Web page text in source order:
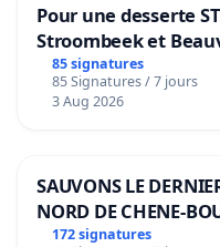
Pour une desserte
Stroombeek et
bediening van de
Voor
85 signatures
85 Signatures / 7 jours
3 Aug 2026
SAUVONS LE
NORD DE CHENE-
172 signatures